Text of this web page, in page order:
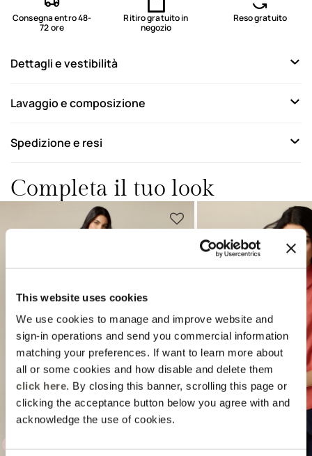
This website uses cookies
We use cookies to manage and improve website and
sign-in operations and send you commercial information
matching your preferences. If want to learn more about
all or some cookies and how disable and delete them
click here. By closing this banner, scrolling this page or
clicking the acceptance button below you agree with and
acknowledge the use of cookies.
Disponibile
Consegna entro 48-
72 ore
Ritiro gratuito in
negozio
Reso gratuito
Dettagli e vestibilità
Lavaggio e composizione
Spedizione e resi
Completa il tuo look
Previous Next